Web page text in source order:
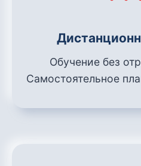
Обучение без
Самостоятельное